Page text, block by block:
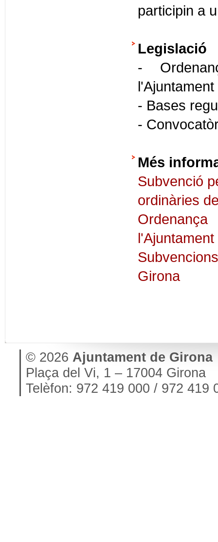
participin a
Legislació
-
- Bases
-
Més
Subvenció
ordinàries
Girona
© 2026 Ajuntament de Girona
Plaça del Vi, 1 – 17004 Girona
Telèfon: 972 419 000 / 972 419